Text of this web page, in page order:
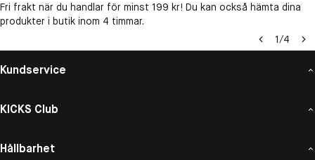
Fri frakt när du handlar för minst 199 kr! Du kan också hämta dina
produkter i butik inom 4 timmar.
1/4
Kundservice
KICKS Club
Hållbarhet